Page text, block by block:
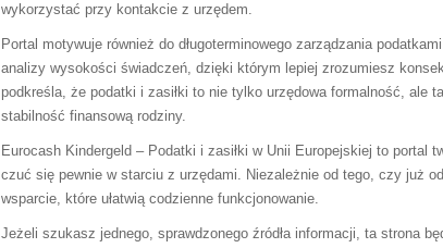
wykorzystać przy kontakcie z urzędem.
Portal motywuje również do długoterminowego zarządzania
analizy wysokości świadczeń, dzięki którym lepiej zrozumiesz
podkreśla, że podatki i zasiłki to nie tylko urzędowa formalność, ale
stabilność finansową rodziny.
Eurocash Kindergeld – Podatki i zasiłki w Unii Europejskiej to portal
czuć się pewnie w starciu z urzędami. Niezależnie od tego, czy już
wsparcie, które ułatwią codzienne funkcjonowanie.
Jeżeli szukasz jednego, sprawdzonego źródła informacji, ta strona